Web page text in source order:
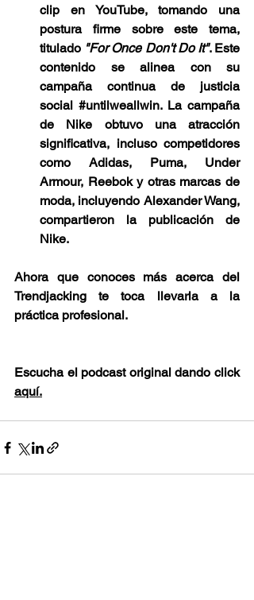
clip en YouTube, tomando una
postura firme sobre este tema,
titulado "For Once Don't Do It". Este
contenido se alinea con su
campaña continua de justicia
social #untilweallwin. La campaña
de Nike obtuvo una atracción
significativa, incluso competidores
como Adidas, Puma, Under
Armour, Reebok y otras marcas de
moda, incluyendo Alexander Wang,
compartieron la publicación de
Nike.
Ahora que conoces más acerca del
Trendjacking te toca llevarla a la
práctica profesional.
Escucha el podcast original dando click
aquí.